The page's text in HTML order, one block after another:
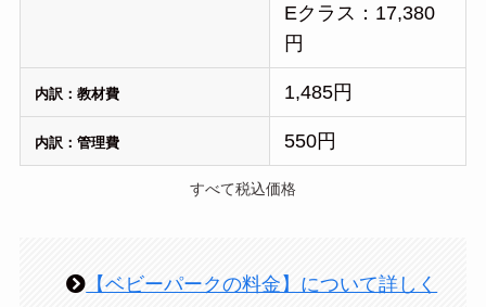
Eクラス：17,380
円
内訳：教材費 1,485円
内訳：管理費 550円
すべて税込価格
【ベビーパークの料金】について詳しく